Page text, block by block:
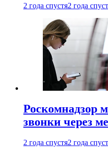
2 года спустя2 года
Роскомнадзор
звонки через
2 года спустя2 года